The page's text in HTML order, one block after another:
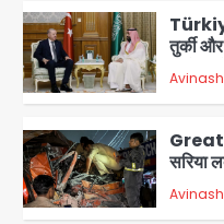
3
तुर्की
जानें
4
सरिया
किराना